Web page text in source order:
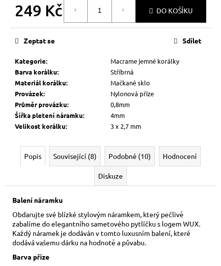
249 Kč DO KOŠÍKU
Kategorie:
Macrame jemné korálky
Barva korálku:
Stříbrná
Materiál korálku:
Mačkané sklo
Provázek:
Nylonová příze
Průměr provázku:
0,8mm
Šířka pletení náramku:
4mm
Velikost korálku: 3 x 2,7 mm
Zeptat se Sdílet
Popis Související (8) Podobné (10) Hodnocení
Diskuze
Balení náramku
Obdarujte své blízké stylovým náramkem, který pečlivě
zabalíme do elegantního sametového pytlíčku s logem WUX.
Každý náramek je dodáván v tomto luxusním balení, které
dodává vašemu dárku na hodnotě a půvabu.
Barva příze